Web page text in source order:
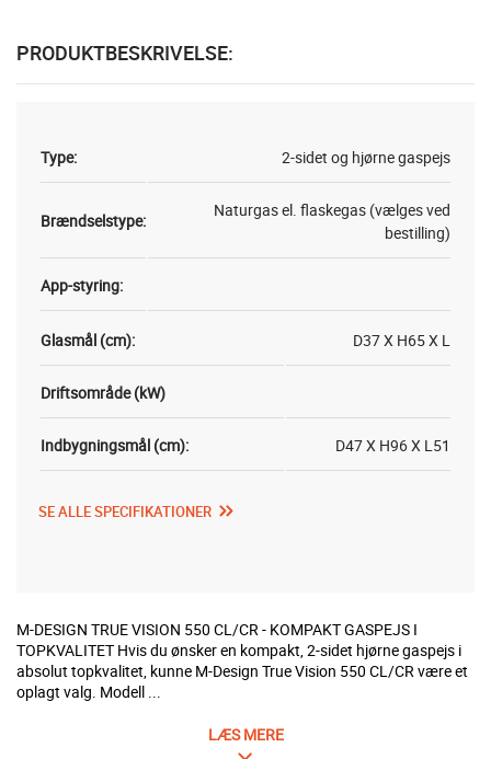
PRODUKTBESKRIVELSE:
Type: 2-sidet og hjørne gaspejs
Brændselstype:
Naturgas el. flaskegas (vælges ved
bestilling)
App-styring:
Glasmål (cm): D37 X H65 X L
Driftsområde (kW)
Indbygningsmål (cm): D47 X H96 X L51
SE ALLE SPECIFIKATIONER
M-DESIGN TRUE VISION 550 CL/CR - KOMPAKT GASPEJS I
TOPKVALITET Hvis du ønsker en kompakt, 2-sidet hjørne gaspejs i
absolut topkvalitet, kunne M-Design True Vision 550 CL/CR være et
oplagt valg. Modell ...
LÆS MERE